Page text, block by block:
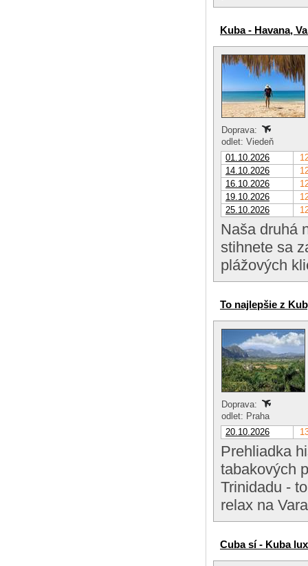
Kuba - Havana,
Doprava:
odlet: Viedeň
01.10.2026
14.10.2026
16.10.2026
19.10.2026
25.10.2026
Naša druhá
stihnete sa
plážových
To najlepšie z
Doprava:
odlet: Praha
20.10.2026
Prehliadka
tabakových
Trinidadu -
relax na
Cuba sí - Kuba